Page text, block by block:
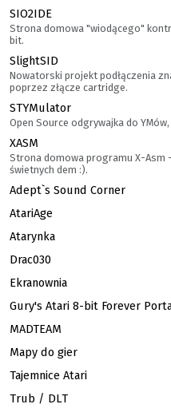
SIO2IDE
Strona domowa "wiodącego"
bit.
SlightSID
Nowatorski projekt podłączenia
poprzez złącze cartridge.
STYMulator
Open Source odgrywajka do
XASM
Strona domowa programu X-Asm
świetnych dem :).
Adept`s Sound Corner
AtariAge
Atarynka
Drac030
Ekranownia
Gury's Atari 8-bit Forever
MADTEAM
Mapy do gier
Tajemnice Atari
Trub / DLT